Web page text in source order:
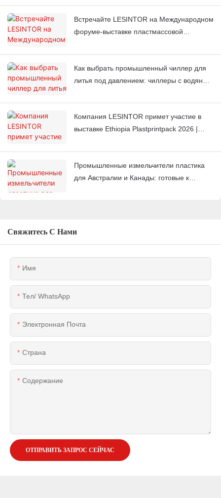
давлением получать стабильный цвет
каждый раз.
Встречайте LESINTOR на Международном
форуме-выставке пластмассовой
Марокко.
Как выбрать промышленный чиллер для
литья под давлением: чиллеры с водяным
Компания LESINTOR примет участие в
выставке Ethiopia Plastprintpack 2026 |
оборудования для работы с пластиком
Промышленные измельчители пластика
для Австралии и Канады: готовые к
Свяжитесь С Нами
Имя
Тел/ WhatsApp
Электронная Почта
Страна
Содержание
ОТПРАВИТЬ ЗАПРОС СЕЙЧАС